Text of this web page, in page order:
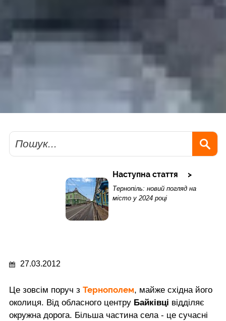
Пошук
Наступна стаття
Тернопіль: новий погляд на
місто у 2024 році
27.03.2012
Це зовсім поруч з Тернополем, майже східна його
околиця. Від обласного центру Байківці відділяє
окружна дорога. Більша частина села - це сучасні